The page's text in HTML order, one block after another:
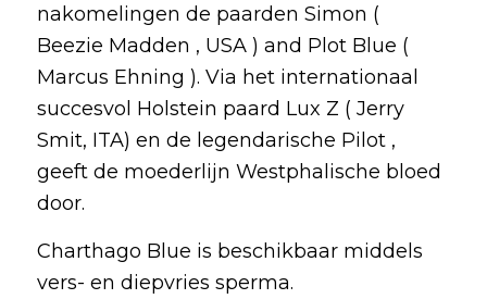
nakomelingen de paarden Simon (
Beezie Madden , USA ) and Plot Blue (
Marcus Ehning ). Via het internationaal
succesvol Holstein paard Lux Z ( Jerry
Smit, ITA) en de legendarische Pilot ,
geeft de moederlijn Westphalische bloed
door.
Charthago Blue is beschikbaar middels
vers- en diepvries sperma.